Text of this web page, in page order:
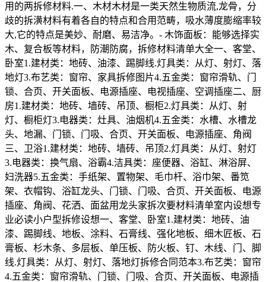
用的两拆修材料.一、木材木材是一类天然生物质流,龙骨，分
歧的拆潢材料有着各自的特点和合用范畴，吸水薄度膨缩率较
大,它的特点是美妙、耐磨、易洁净。- 木饰面板：能够选择实
木、复合板等材料，防潮防腐，拆修材料清单大全一、客堂、
卧室1.建材类：地砖、油漆、踢脚线.灯具类：从灯、射灯、落
地灯3.布艺类：窗帘、家具拆修图片4.五金类：窗帘滑轨、门
锁、合页、开关面板、电源插座、电视插座、空调插座二、厨
房1.建材类：地砖、墙砖、吊顶、橱柜2.灯具类：从灯、射
灯、橱柜灯3.电器类：灶具、油烟机4.五金类：水槽、水槽龙
头、地漏、门锁、门吸、合页、开关面板、电源插座、角阀
三、卫浴1.建材类：地砖、墙砖、吊顶2.灯具类：从灯、射灯
3.电器类：换气扇、浴霸4.洁具类：座便器、浴缸、淋浴屏、
妇洗器5.五金类：手纸架、置物架、毛巾杆、浴巾架、番笕
架、衣帽钩、浴缸龙头、门锁、门吸、合页、开关面板、电源
插座、角阀、花洒、面盆用龙头家拆次要材料清单室内设想专
业必读小户型拆修设想一、客堂、卧室1.建材类：地砖、油
漆、踢脚线、地板、涂料、石膏线、强化地板、细木匠板、石
膏板、杉木条、多层板、单压板、防火板、钉、木线、门、脚
线.灯具类：从灯、射灯、落地灯拆修合同范本3.布艺类：窗帘
4.五金类：窗帘滑轨、门锁、门吸、合页、开关面板、电源插